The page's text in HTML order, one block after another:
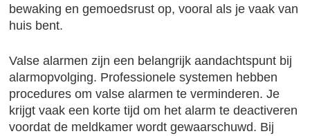
bewaking en gemoedsrust op, vooral als je vaak van
huis bent.
Valse alarmen zijn een belangrijk aandachtspunt bij
alarmopvolging. Professionele systemen hebben
procedures om valse alarmen te verminderen. Je
krijgt vaak een korte tijd om het alarm te deactiveren
voordat de meldkamer wordt gewaarschuwd. Bij